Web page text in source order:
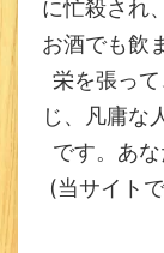
に忙殺され
お酒でも飲
栄を張っ
じ、凡庸な
です。あ
(当サイト